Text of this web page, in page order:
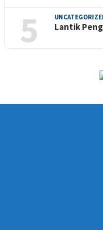
5 Lantik